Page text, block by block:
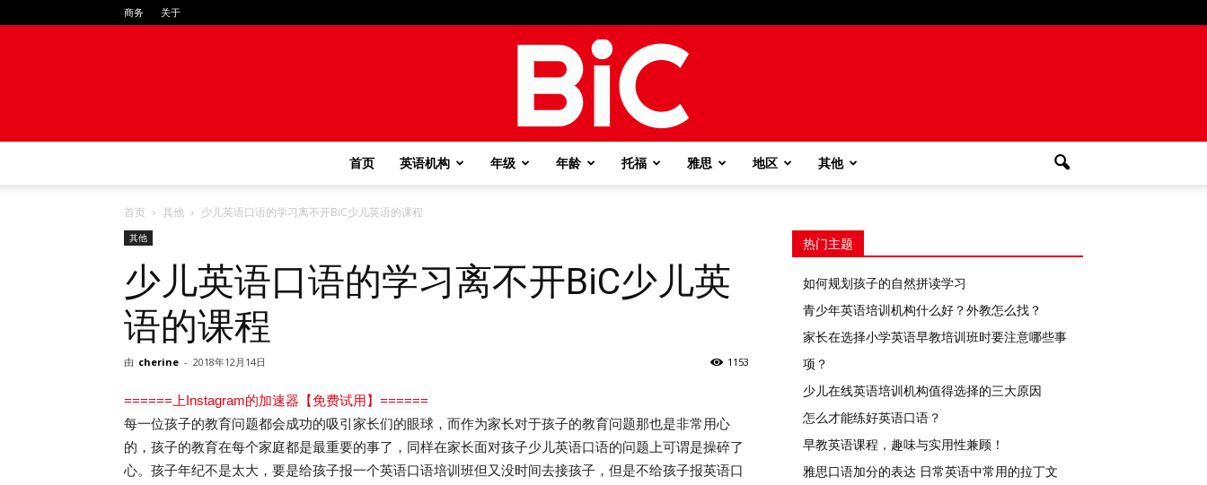
商务 关于
首页 英语机构 年级 年龄 托福 雅思 地区 其他
首页 其他 少儿英语口语的学习离不开BiC少儿英语的课程
其他
少儿英语口语的学习离不开BiC少儿英
语的课程
由 cherine - 2018年12月14日 1153
======上Instagram的加速器【免费试用】======
每一位孩子的教育问题都会成功的吸引家长们的眼球，而作为家长对于孩子的教育问题那也是非常用心
的，孩子的教育在每个家庭都是最重要的事了，同样在家长面对孩子少儿英语口语的问题上可谓是操碎了
心。孩子年纪不是太大，要是给孩子报一个英语口语培训班但又没时间去接孩子，但是不给孩子报英语口
热门主题
如何规划孩子的自然拼读学习
青少年英语培训机构什么好？外教怎么找？
家长在选择小学英语早教培训班时要注意哪些事
项？
少儿在线英语培训机构值得选择的三大原因
怎么才能练好英语口语？
早教英语课程，趣味与实用性兼顾！
雅思口语加分的表达 日常英语中常用的拉丁文